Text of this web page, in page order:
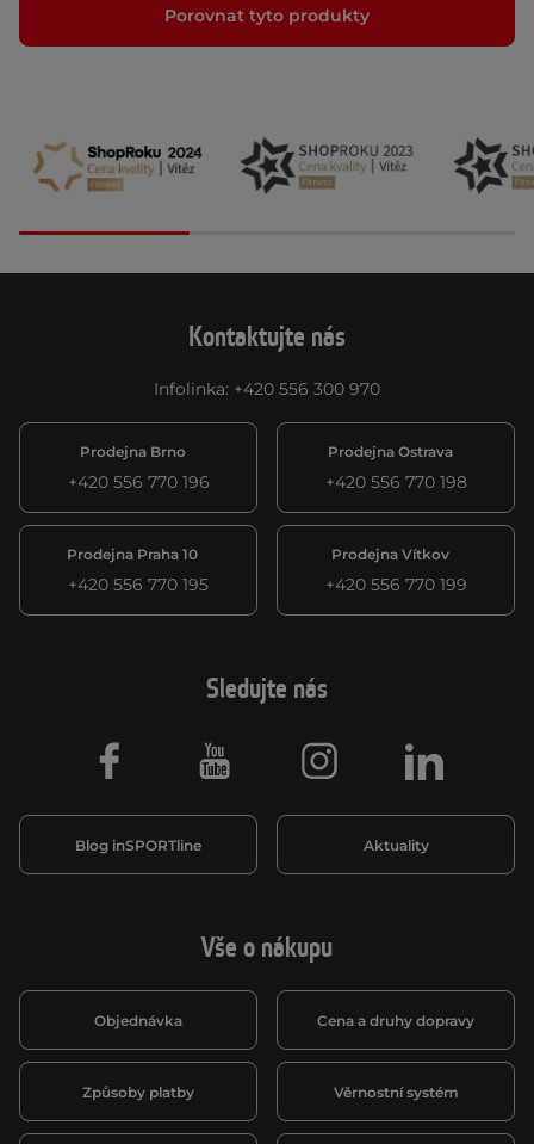
Porovnat tyto produkty
Kontaktujte nás
Infolinka: +420 556 300 970
Prodejna Brno
+420 556 770 196
Prodejna Ostrava
+420 556 770 198
Prodejna Praha 10
+420 556 770 195
Prodejna Vítkov
+420 556 770 199
Vše o nákupu
Objednávka Cena a druhy dopravy
Způsoby platby Věrnostní systém
Sledujte nás
Blog inSPORTline Aktuality
Facebook Youtube Instagram LinkedIn